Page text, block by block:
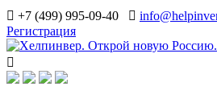
+7 (499) 995-09-40
Регистрация